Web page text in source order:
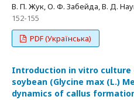
В. П. Жук, О. Ф. Забейда, В. Д.
152-155
PDF (Українська)
Introduction in vitro
soybean (Glycine max (L.)
dynamics of callus